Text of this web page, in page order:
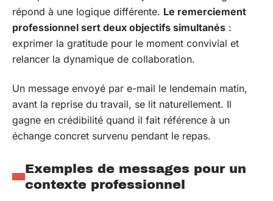
répond à une logique différente. Le remerciement
professionnel sert deux objectifs simultanés :
exprimer la gratitude pour le moment convivial et
relancer la dynamique de collaboration.
Un message envoyé par e-mail le lendemain matin,
avant la reprise du travail, se lit naturellement. Il
gagne en crédibilité quand il fait référence à un
échange concret survenu pendant le repas.
Exemples de messages pour un
contexte professionnel